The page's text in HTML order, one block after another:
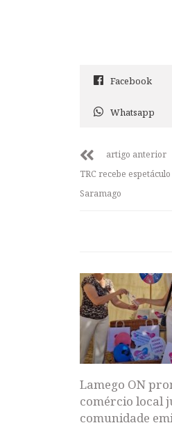
Facebook
Whatsapp
artigo anterior
TRC recebe
Saramago
Lamego ON
comércio local
comunidade